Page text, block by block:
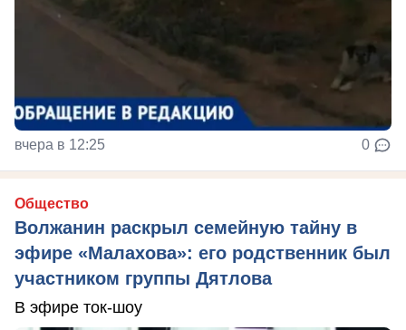
вчера в 12:25 0
Общество
Волжанин раскрыл семейную тайну в
эфире «Малахова»: его родственник был
участником группы Дятлова
В эфире ток-шоу